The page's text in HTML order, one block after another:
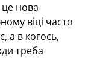
нова
віці часто
а в когось,
треба